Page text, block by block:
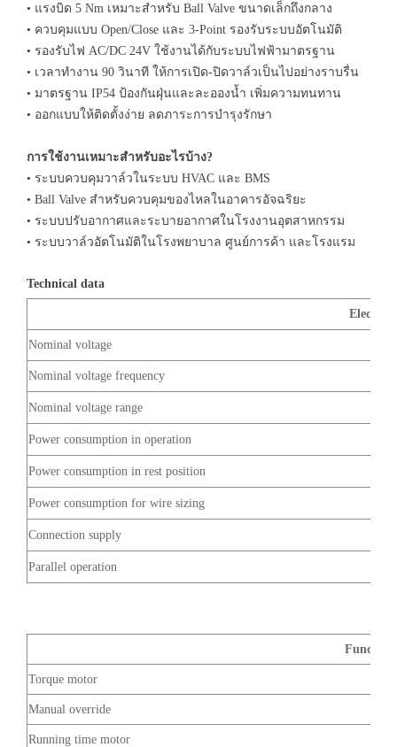
• แรงบิด 5 Nm เหมาะสำหรับ Ball Valve ขนาดเล็กถึงกลาง
• ควบคุมแบบ Open/Close และ 3-Point รองรับระบบอัตโนมัติ
• รองรับไฟ AC/DC 24V ใช้งานได้กับระบบไฟฟ้ามาตรฐาน
• เวลาทำงาน 90 วินาที ให้การเปิด-ปิดวาล์วเป็นไปอย่างราบรื่น
• มาตรฐาน IP54 ป้องกันฝุ่นและละอองน้ำ เพิ่มความทนทาน
• ออกแบบให้ติดตั้งง่าย ลดภาระการบำรุงรักษา
การใช้งานเหมาะสำหรับอะไรบ้าง?
• ระบบควบคุมวาล์วในระบบ HVAC และ BMS
• Ball Valve สำหรับควบคุมของไหลในอาคารอัจฉริยะ
• ระบบปรับอากาศและระบายอากาศในโรงงานอุตสาหกรรม
• ระบบวาล์วอัตโนมัติในโรงพยาบาล ศูนย์การค้า และโรงแรม
Technical data
Nominal voltage
Nominal voltage frequency
Nominal voltage range
Power consumption in operation
Power consumption in rest position
Power consumption for wire sizing
Connection supply
Parallel operation
Torque motor
Manual override
Running time motor